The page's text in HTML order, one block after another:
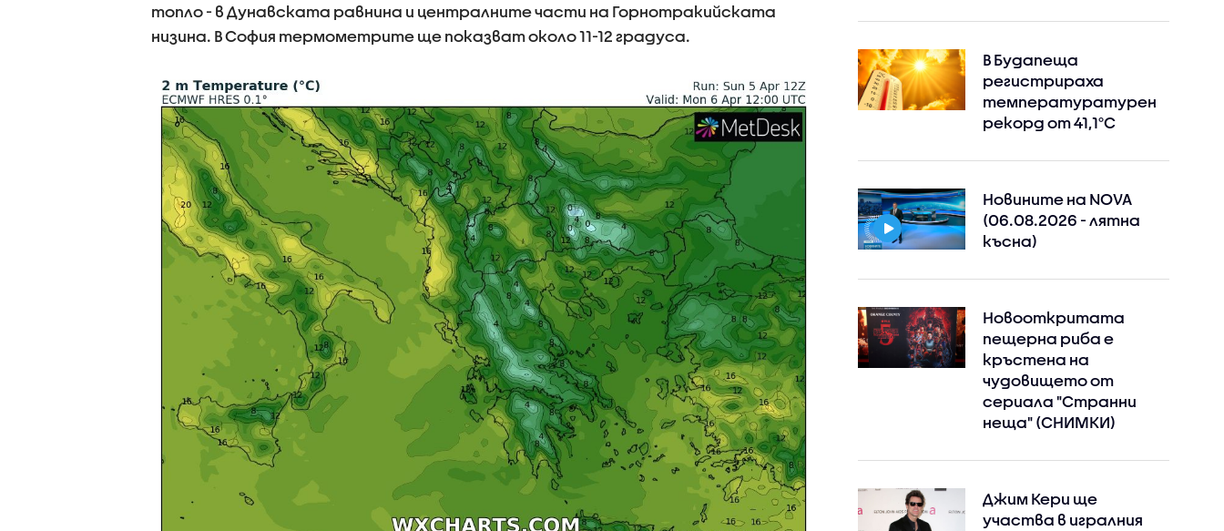
топло - в Дунавската равнина и централните части на Горнотракийската
низина. В София термометрите ще показват около 11-12 градуса.
В Будапеща
регистрираха
температуратурен
рекорд от 41,1°C
Новините на NOVA
(06.08.2026 - лятна
късна)
Новооткритата
пещерна риба е
кръстена на
чудовището от
сериала "Странни
неща" (СНИМКИ)
Джим Кери ще
участва в игралния